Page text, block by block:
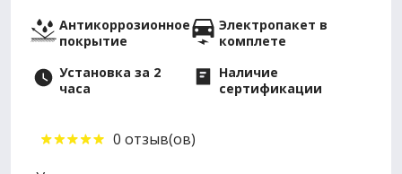
Антикоррозионное
покрытие
Электропакет в
комплете
Установка за 2
часа
Наличие
сертификации
0 отзыв(ов)